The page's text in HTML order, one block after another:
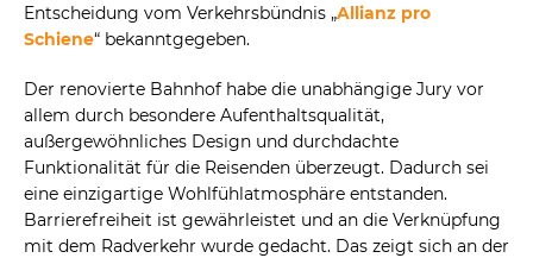
Entscheidung vom Verkehrsbündnis „Allianz pro
Schiene“ bekanntgegeben.
Der renovierte Bahnhof habe die unabhängige Jury vor
allem durch besondere Aufenthaltsqualität,
außergewöhnliches Design und durchdachte
Funktionalität für die Reisenden überzeugt. Dadurch sei
eine einzigartige Wohlfühlatmosphäre entstanden.
Barrierefreiheit ist gewährleistet und an die Verknüpfung
mit dem Radverkehr wurde gedacht. Das zeigt sich an der